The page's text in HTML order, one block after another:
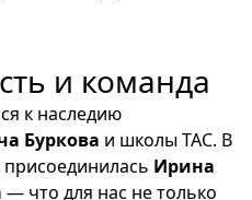
и команда
к наследию
Буркова и школы ТАС. В
Ирина
— что для нас не только